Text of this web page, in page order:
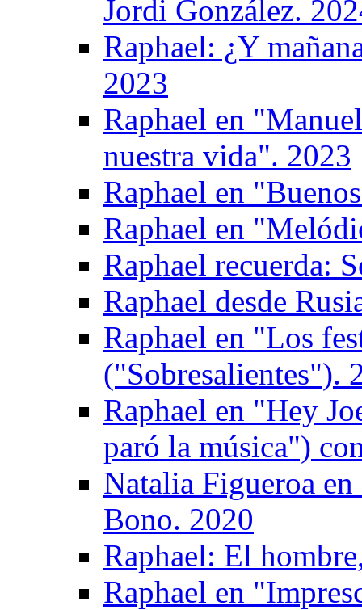
Jordi González.
Raphael: ¿Y
2023
Raphael en
nuestra vida". 2023
Raphael en
Raphael en
Raphael recuerda:
Raphael desde
Raphael en "Los
("Sobresalientes").
Raphael en "Hey
paró la música")
Natalia Figueroa
Bono. 2020
Raphael: El
Raphael en